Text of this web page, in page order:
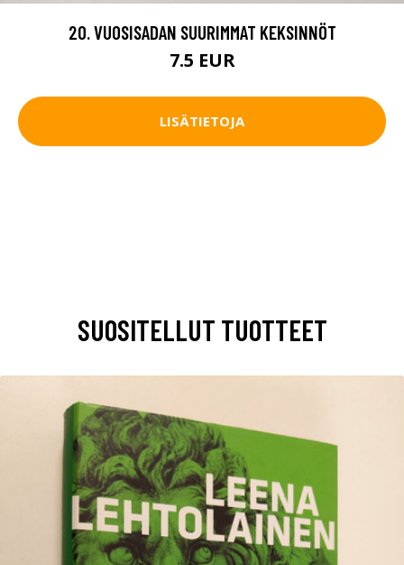
20. VUOSISADAN SUURIMMAT KEKSINNÖT
7.5 EUR
LISÄTIETOJA
SUOSITELLUT TUOTTEET